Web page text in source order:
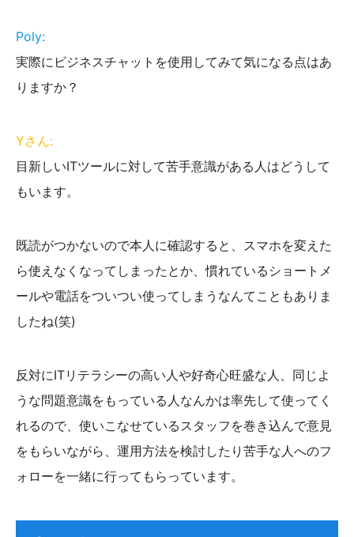
Poly:
実際にビジネスチャットを使用してみて気になる点はあ
りますか？
Yさん:
目新しいITツールに対して苦手意識がある人はどうして
もいます。
既読がつかないので本人に確認すると、スマホを変えた
ら使えなくなってしまったとか、慣れているショートメ
ールや電話をついつい使ってしまうなんてこともありま
したね(笑)
反対にITリテラシーの高い人や好奇心旺盛な人、同じよ
うな問題意識をもっている人なんかは率先して使ってく
れるので、使いこなせているスタッフを巻き込んで意見
をもらいながら、運用方法を検討したり苦手な人へのフ
ォローを一緒に行ってもらっています。